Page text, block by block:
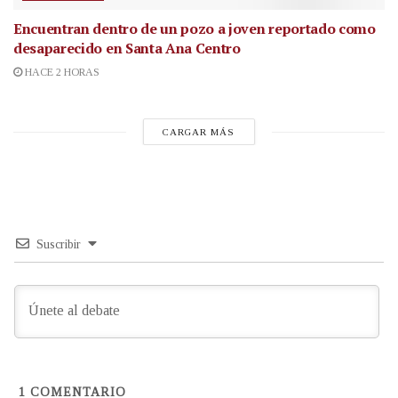
Encuentran dentro de un pozo a joven reportado como
desaparecido en Santa Ana Centro
HACE 2 HORAS
CARGAR MÁS
Suscribir
1 COMENTARIO